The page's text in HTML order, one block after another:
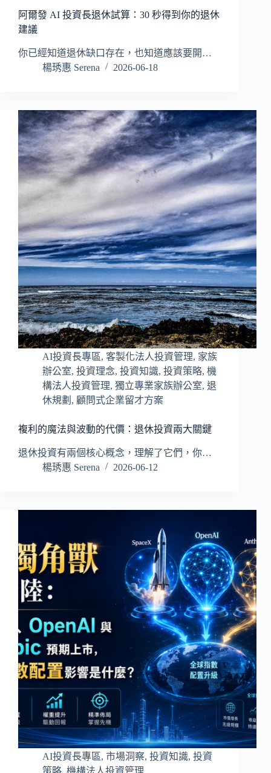
阿爾發 AI 投資長退休試算：30 秒得到你的退休
建議
你已經知道退休缺口存在，也知道應該要開…
楊琇惠 Serena
2026-06-18
AI投資長專區, 客製化法人投資管理, 家族
辦公室, 投資理念, 投資知識, 投資策略, 機
構法人投資管理, 獨立專業家族辦公室, 退
休規劃 , 顧問式企業留才方案
複利的魔法與波動的代價：退休投資兩大關鍵
退休投資有兩個核心概念，理解了它們，你…
楊琇惠 Serena
2026-06-12
AI投資長專區, 市場洞察, 投資知識, 投資